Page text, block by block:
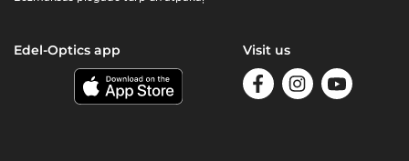
Edel-Optics app Visit us